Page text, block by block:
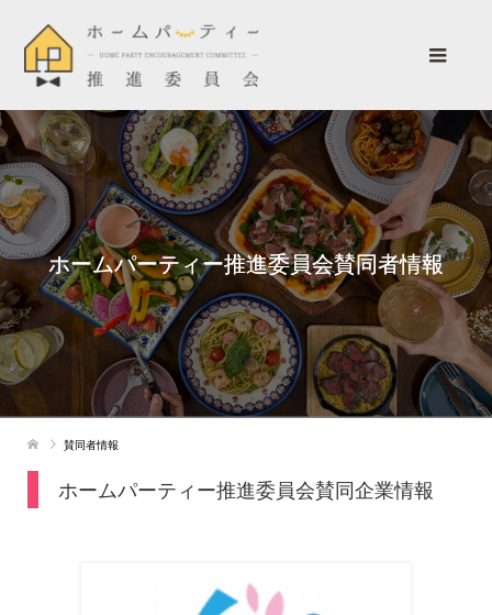
ホームパーティー推進委員会賛同者情報
賛同者情報
ホームパーティー推進委員会賛同企業情報